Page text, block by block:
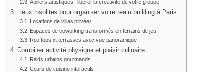
Ateliers artistiques : libérer la créativité de votre groupe
Lieux insolites pour organiser votre team building à Paris
Locations de villas privées
Espaces de coworking transformés en terrains de jeu
Rooftops et terrasses avec vue panoramique
Combiner activité physique et plaisir culinaire
Raids urbains gourmands
Cours de cuisine interactifs